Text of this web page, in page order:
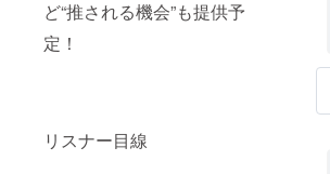
ど“推される機会”も提供予
定！
リスナー目線